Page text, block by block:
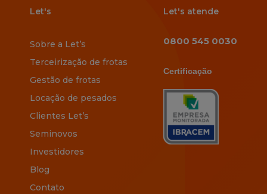
Let's
Sobre a Let’s
Terceirização de frotas
Gestão de frotas
Locação de pesados
Clientes Let’s
Seminovos
Investidores
Blog
Contato
Let's atende
0800 545 0030
Certificação